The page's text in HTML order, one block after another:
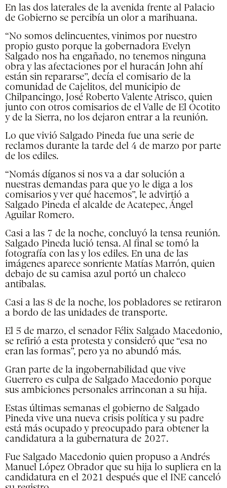
En las dos laterales de la avenida frente al Palacio
de Gobierno se percibía un olor a marihuana.
“No somos delincuentes, vinimos por nuestro
propio gusto porque la gobernadora Evelyn
Salgado nos ha engañado, no tenemos ninguna
obra y las afectaciones por el huracán John ahí
están sin repararse”, decía el comisario de la
comunidad de Cajelitos, del municipio de
Chilpancingo, José Roberto Valente Atrisco, quien
junto con otros comisarios de el Valle de El Ocotito
y de la Sierra, no los dejaron entrar a la reunión.
Lo que vivió Salgado Pineda fue una serie de
reclamos durante la tarde del 4 de marzo por parte
de los ediles.
“Nomás díganos si nos va a dar solución a
nuestras demandas para que yo le diga a los
comisarios y ver qué hacemos”, le advirtió a
Salgado Pineda el alcalde de Acatepec, Ángel
Aguilar Romero.
Casi a las 7 de la noche, concluyó la tensa reunión.
Salgado Pineda lució tensa. Al final se tomó la
fotografía con las y los ediles. En una de las
imágenes aparece sonriente Matías Marrón, quien
debajo de su camisa azul portó un chaleco
antibalas.
Casi a las 8 de la noche, los pobladores se retiraron
a bordo de las unidades de transporte.
El 5 de marzo, el senador Félix Salgado Macedonio,
se refirió a esta protesta y consideró que “esa no
eran las formas”, pero ya no abundó más.
Gran parte de la ingobernabilidad que vive
Guerrero es culpa de Salgado Macedonio porque
sus ambiciones personales arrinconan a su hija.
Estas últimas semanas el gobierno de Salgado
Pineda vive una nueva crisis política y su padre
está más ocupado y preocupado para obtener la
candidatura a la gubernatura de 2027.
Fue Salgado Macedonio quien propuso a Andrés
Manuel López Obrador que su hija lo supliera en la
candidatura en el 2021 después que el INE canceló